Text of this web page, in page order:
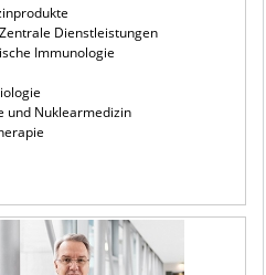
Dienstleistungen
Immunologie
und Nuklearmedizin